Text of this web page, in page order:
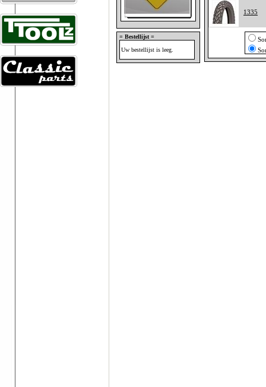
= Bestellijst =
Uw bestellijst is leeg.
1335